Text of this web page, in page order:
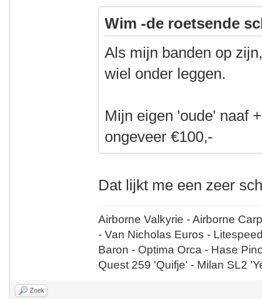
Wim -de roetsende
Als mijn banden op
wiel onder leggen.
Mijn eigen 'oude' naaf
ongeveer €100,-
Dat lijkt me een zeer
Airborne Valkyrie - Airborne
- Van Nicholas Euros -
Baron - Optima Orca - Hase
Quest 259 'Quifje' - Milan SL2
Zoek